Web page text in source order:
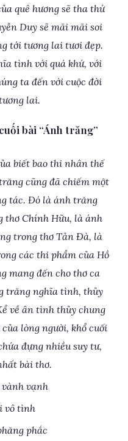
quê hương sẽ tha thứ
Duy sẽ mãi mãi soi
tới tương lai tươi đẹp.
tình với quá khứ, với
ta đến với cuộc đời
lai.
bài “Ánh trăng”
biết bao thi nhân thế
cũng đã chiếm một
tác. Đó là ánh trăng
thơ Chính Hữu, là ánh
trong thơ Tản Đà, là
các thi phẩm của Hồ
mang đến cho thơ ca
trăng nghĩa tình, thủy
về ân tình thủy chung
lòng người, khổ cuối
đựng nhiều suy tư,
bài thơ.
vạnh
vô tình
phắc